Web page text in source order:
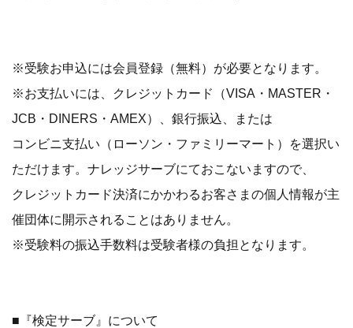
※受験お申込には会員登録（無料）が必要となります。
※お支払いには、クレジットカード（VISA・MASTER・
JCB・DINERS・AMEX）、銀行振込、または
コンビニ支払い（ローソン・ファミリーマート）を選択い
ただけます。ナレッジサーブにておこないますので、
クレジットカード決済にかかわるお客さまの個人情報が主
催団体に開示されることはありません。
※受験料の振込手数料は受験者様の負担となります。
■『検定サーブ』について